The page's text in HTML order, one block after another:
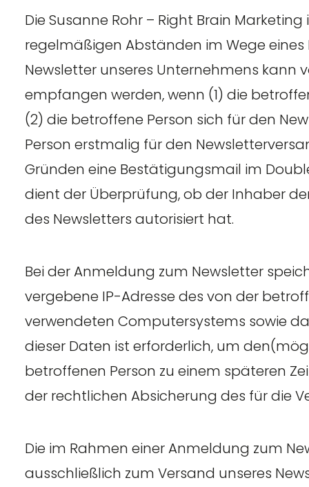
Die Susanne Rohr – Right Brain
regelmäßigen Abständen im Wege
Newsletter unseres Unternehmens
empfangen werden, wenn (1) die
(2) die betroffene Person sich für den
Person erstmalig für den
Gründen eine Bestätigungsmail im
dient der Überprüfung, ob der Inhaber
des Newsletters autorisiert hat.
Bei der Anmeldung zum Newsletter
vergebene IP-Adresse des von der
verwendeten Computersystems sowie
dieser Daten ist erforderlich, um
betroffenen Person zu einem späteren
der rechtlichen Absicherung des für die
Die im Rahmen einer Anmeldung zum
ausschließlich zum Versand unseres